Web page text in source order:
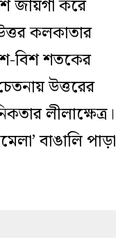
জায়গা করে
কলকাতার
বিশ শতকের
উত্তরের
লীলাক্ষেত্র।
বাঙালি পাড়া